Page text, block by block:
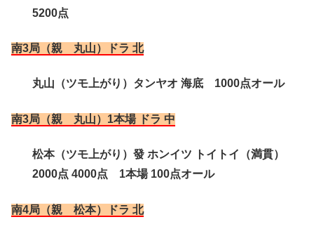
5200点
南3局（親 丸山）ドラ 北
丸山（ツモ上がり）タンヤオ 海底 1000点オール
南3局（親 丸山）1本場 ドラ 中
松本（ツモ上がり）發 ホンイツ トイトイ（満貫）
2000点 4000点 1本場 100点オール
南4局（親 松本）ドラ 北